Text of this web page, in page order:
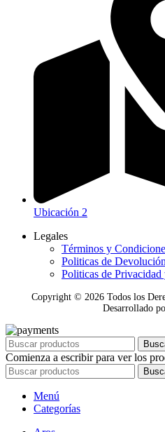
Ubicación 2
Legales
Términos y
Politicas de Devolución
Politicas de Privacidad
Copyright © 2026Todos los
Desarrollado
Comienza a escribir para ver los
Menú
Categorías